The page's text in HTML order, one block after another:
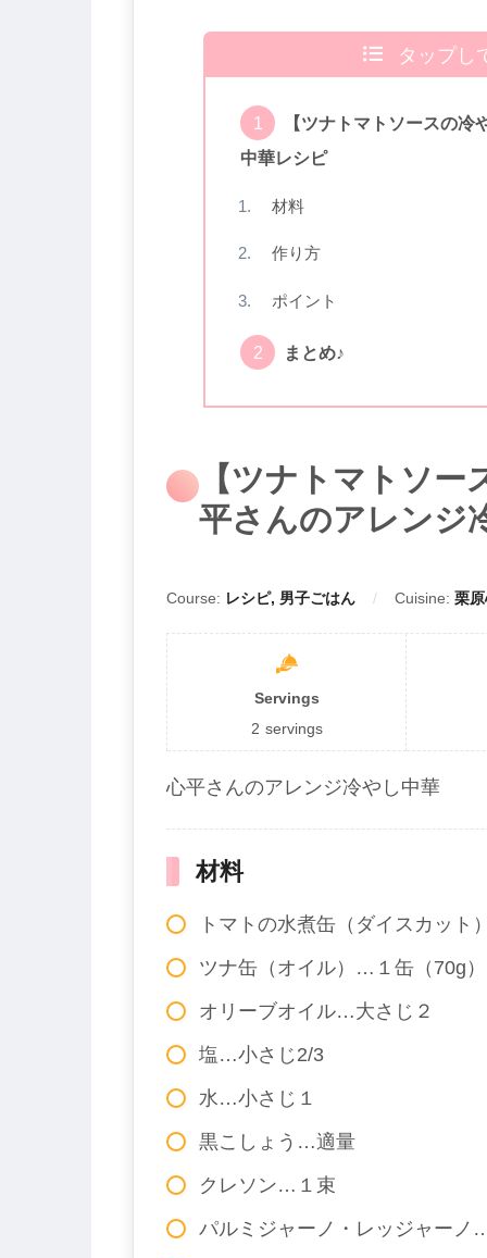
タップし
【ツナトマトソースの
中華レシピ
材料
作り方
ポイント
まとめ♪
【ツナトマトソ
平さんのアレンジ
Course: レシピ, 男子ごはん Cuisine: 栗
Servings
2 servings
心平さんのアレンジ冷やし中華
材料
トマトの水煮缶（ダイスカッ
ツナ缶（オイル）…１缶（70g）
オリーブオイル…大さじ２
塩…小さじ2/3
水…小さじ１
黒こしょう…適量
クレソン…１束
パルミジャーノ・レッジャーノ